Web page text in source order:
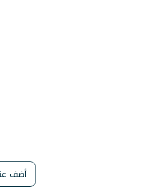
أضف